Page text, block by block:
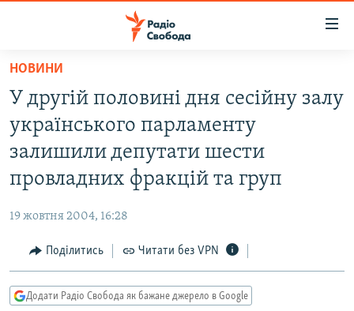
Перейти
основного
матеріалу
Перейти
до
основної
Перейти
пошуку
ВСЕ ЗА ДОБУ
СТАТТІ
КУЛЬТУРА
СПОРТ
ДОНБАС.РЕАЛІЇ
КРИМ.РЕАЛІЇ
ТИ ЯК?
НОВИНИ
У другій половині дня сесійну залу
українського парламенту
залишили депутати шести
провладних фракцій та груп
19 жовтня 2004, 16:28
Поділитись Читати без VPN
Додати Радіо Свобода як бажане джерело в Google